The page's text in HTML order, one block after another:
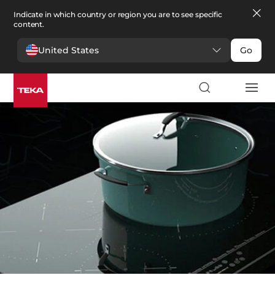
Indicate in which country or region you are to see specific
content.
United States Go
Bucătărie >Plite
Plite